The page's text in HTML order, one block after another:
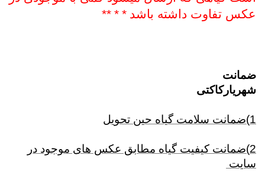
عکس تفاوت داشته باشد *
*
**
ضمانت
شهریارکاکتی
1)ضمانت سلامت گیاه حین تحویل
2)ضمانت کیفیت گیاه مطابق عکس های موجود در
سایت